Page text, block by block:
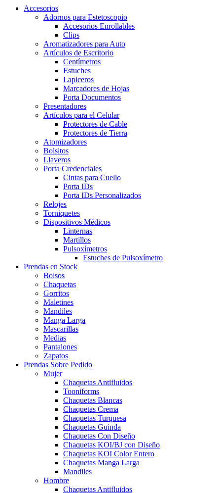
Accesorios
Adornos para Estetoscopio
Accesorios Enrollables
Clips
Aromatizadores para Auto
Artículos de Escritorio
Centímetros
Estuches
Lapiceros
Marcadores de Hojas
Porta Documentos
Presentadores
Artículos para el Celular
Protectores de Cable
Protectores de Tierra
Atomizadores
Bolsitos
Llaveros
Porta Credenciales
Cintas para Cuello
Porta IDs
Porta IDs Personalizados
Relojes
Torniquetes
Dispositivos Médicos
Linternas
Martillos
Pulsoxímetros
Estuches de Pulsoxímetro
Prendas en Stock
Bolsos
Chaquetas
Gorritos
Maletines
Mandiles
Manga Larga
Mascarillas
Medias
Pantalones
Zapatos
Prendas Sobre Pedido
Mujer
Chaquetas Antifluidos
Tooniforms
Chaquetas Blancas
Chaquetas Crema
Chaquetas Turquesa
Chaquetas Guinda
Chaquetas Con Diseño
Chaquetas KOI/BJ con Diseño
Chaquetas KOI Color Entero
Chaquetas Manga Larga
Mandiles
Hombre
Chaquetas Antifluidos